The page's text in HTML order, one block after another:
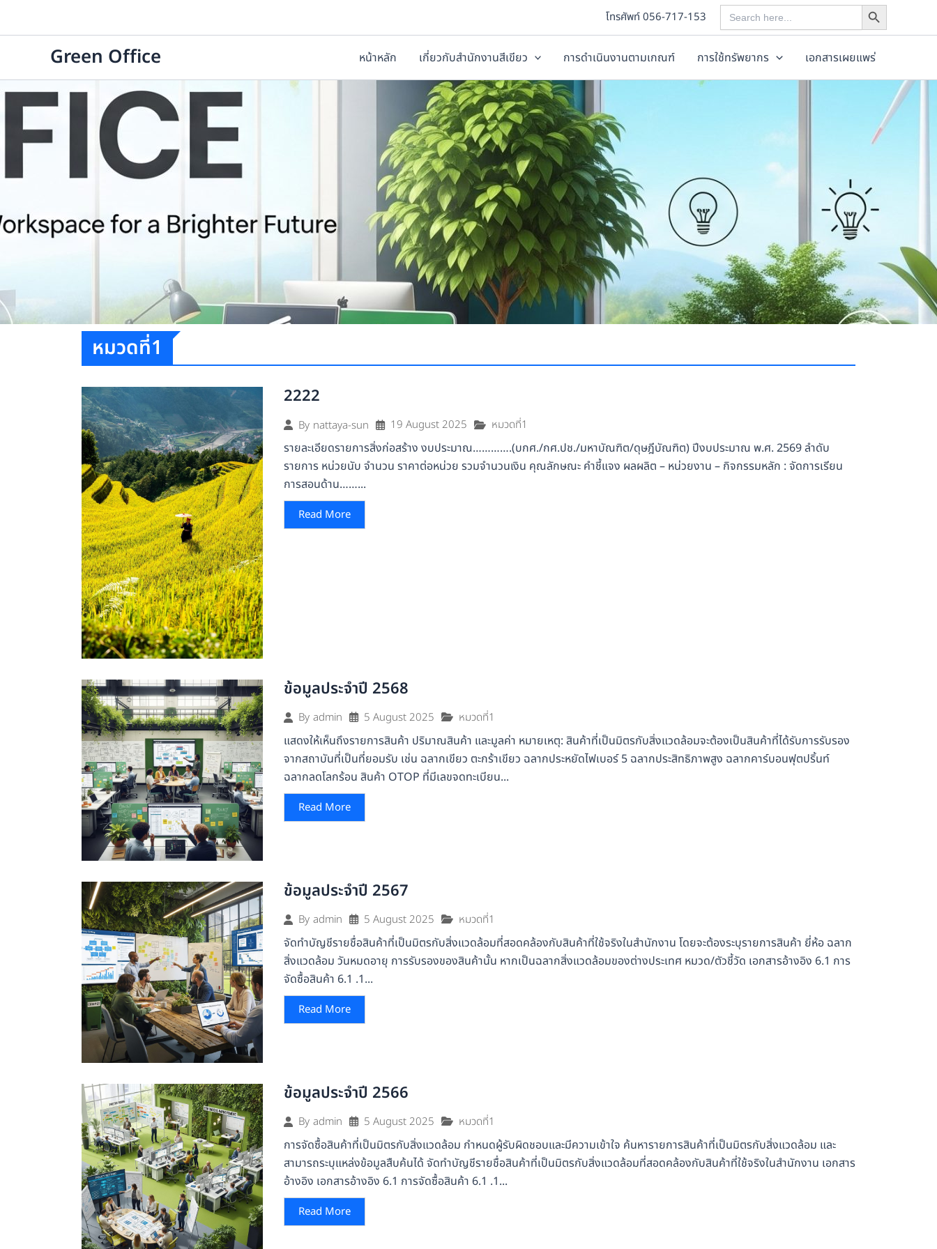
โทรศัพท์ 056-717-153
Search
for:
Search Button
Green Office หน้าหลัก เกี่ยวกับสำนักงานสีเขียว การดำเนินงานตามเกณฑ์ การใช้ทรัพยากร เอกสารเผยแพร่
หมวดที่1
2222
By nattaya-sun 19 August 2025 หมวดที่1
รายละเอียดรายการสิ่งก่อสร้าง งบประมาณ………….(บกศ./กศ.ปช./มหาบัณฑิต/ดุษฎีบัณฑิต) ปีงบประมาณ พ.ศ. 2569 ลำดับ
รายการ หน่วยนับ จำนวน ราคาต่อหน่วย รวมจำนวนเงิน คุณลักษณะ คำชี้แจง ผลผลิต – หน่วยงาน – กิจกรรมหลัก : จัดการเรียน
การสอนด้าน……...
Read More
ข้อมูลประจำปี 2568
By admin 5 August 2025 หมวดที่1
แสดงให้เห็นถึงรายการสินค้า ปริมาณสินค้า และมูลค่า หมายเหตุ: สินค้าที่เป็นมิตรกับสิ่งแวดล้อมจะต้องเป็นสินค้าที่ได้รับการรับรอง
จากสถาบันที่เป็นที่ยอมรับ เช่น ฉลากเขียว ตะกร้าเขียว ฉลากประหยัดไฟเบอร์ 5 ฉลากประสิทธิภาพสูง ฉลากคาร์บอนฟุตปริ้นท์
ฉลากลดโลกร้อน สินค้า OTOP ที่มีเลขจดทะเบียน...
Read More
ข้อมูลประจำปี 2567
By admin 5 August 2025 หมวดที่1
จัดทำบัญชีรายชื่อสินค้าที่เป็นมิตรกับสิ่งแวดล้อมที่สอดคล้องกับสินค้าที่ใช้จริงในสำนักงาน โดยจะต้องระบุรายการสินค้า ยี่ห้อ ฉลาก
สิ่งแวดล้อม วันหมดอายุ การรับรองของสินค้านั้น หากเป็นฉลากสิ่งแวดล้อมของต่างประเทศ หมวด/ตัวชี้วัด เอกสารอ้างอิง 6.1 การ
จัดซื้อสินค้า 6.1 .1...
Read More
ข้อมูลประจำปี 2566
By admin 5 August 2025 หมวดที่1
การจัดซื้อสินค้าที่เป็นมิตรกับสิ่งแวดล้อม กำหนดผู้รับผิดชอบและมีความเข้าใจ ค้นหารายการสินค้าที่เป็นมิตรกับสิ่งแวดล้อม และ
สามารถระบุแหล่งข้อมูลสืบค้นได้ จัดทำบัญชีรายชื่อสินค้าที่เป็นมิตรกับสิ่งแวดล้อมที่สอดคล้องกับสินค้าที่ใช้จริงในสำนักงาน เอกสาร
อ้างอิง เอกสารอ้างอิง 6.1 การจัดซื้อสินค้า 6.1 .1...
Read More